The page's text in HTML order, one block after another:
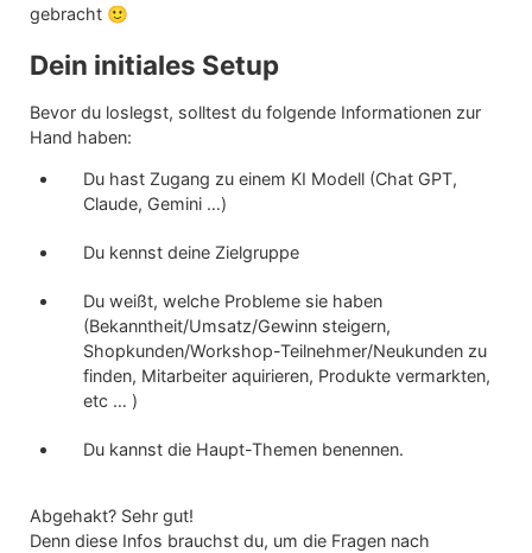
gebracht 🙂
Dein initiales Setup
Bevor du loslegst, solltest du folgende Informationen zur
Hand haben:
Du hast Zugang zu einem KI Modell (Chat GPT,
Claude, Gemini …)
Du kennst deine Zielgruppe
Du weißt, welche Probleme sie haben
(Bekanntheit/Umsatz/Gewinn steigern,
Shopkunden/Workshop-Teilnehmer/Neukunden zu
finden, Mitarbeiter aquirieren, Produkte vermarkten,
etc … )
Du kannst die Haupt-Themen benennen.
Abgehakt? Sehr gut!
Denn diese Infos brauchst du, um die Fragen nach